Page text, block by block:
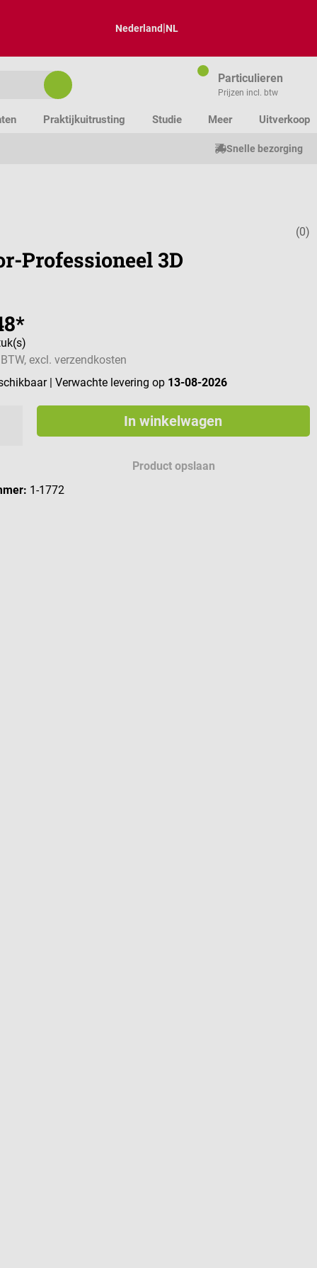
Nederland|NL
Particulieren
Prijzen incl. btw
Praktijkuitrusting Studie Meer Uitverkoop
Snelle bezorging
(0)
Professioneel 3D
excl. verzendkosten
| Verwachte levering op 13-08-2026
In winkelwagen
Product opslaan
1-1772